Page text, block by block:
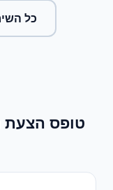
כל
טופס הצעת